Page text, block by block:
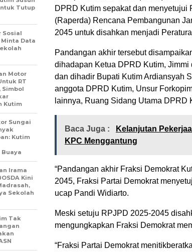
DPRD Kutim sepakat dan menyetujui
(Raperda) Rencana Pembangunan
2045 untuk disahkan menjadi
Pandangan akhir tersebut
dihadapan Ketua DPRD Kutim,
dan dihadir Bupati Kutim Ardiansyah
anggota DPRD Kutim, Unsur
lainnya, Ruang Sidang Utama DPRD
Baca Juga :
Kelanjutan
KPC Menggantung
“Pandangan akhir Fraksi Demokrat
2045, Fraksi Partai Demokrat
ucap Pandi Widiarto.
Meski setuju RPJPD 2025-2045
mengungkapkan Fraksi Demokrat
“Fraksi Partai Demokrat
Tutup
Sosial
Data
Motor
RT
Simbol
Kutim
Sungai
Kutim
Irama
Kini
Sekolah
Tak